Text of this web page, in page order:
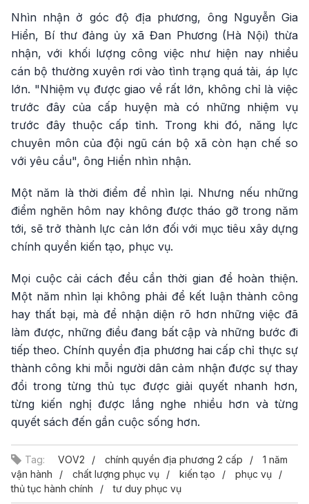
Nhìn nhận ở góc độ địa phương, ông Nguyễn Gia
Hiển, Bí thư đảng ủy xã Đan Phương (Hà Nội) thừa
nhận, với khối lượng công việc như hiện nay nhiều
cán bộ thường xuyên rơi vào tình trạng quá tải, áp lực
lớn. "Nhiệm vụ được giao về rất lớn, không chỉ là việc
trước đây của cấp huyện mà có những nhiệm vụ
trước đây thuộc cấp tỉnh. Trong khi đó, năng lực
chuyên môn của đội ngũ cán bộ xã còn hạn chế so
với yêu cầu", ông Hiển nhìn nhận.
Một năm là thời điểm để nhìn lại. Nhưng nếu những
điểm nghẽn hôm nay không được tháo gỡ trong năm
tới, sẽ trở thành lực cản lớn đối với mục tiêu xây dựng
chính quyền kiến tạo, phục vụ.
Mọi cuộc cải cách đều cần thời gian để hoàn thiện.
Một năm nhìn lại không phải để kết luận thành công
hay thất bại, mà để nhận diện rõ hơn những việc đã
làm được, những điều đang bất cập và những bước đi
tiếp theo. Chính quyền địa phương hai cấp chỉ thực sự
thành công khi mỗi người dân cảm nhận được sự thay
đổi trong từng thủ tục được giải quyết nhanh hơn,
từng kiến nghị được lắng nghe nhiều hơn và từng
quyết sách đến gần cuộc sống hơn.
Tag: VOV2 chính quyền địa phương 2 cấp
1 năm
vận hành
chất lượng phục vụ kiến tạo
phục vụ
thủ tục hành chính
tư duy phục vụ